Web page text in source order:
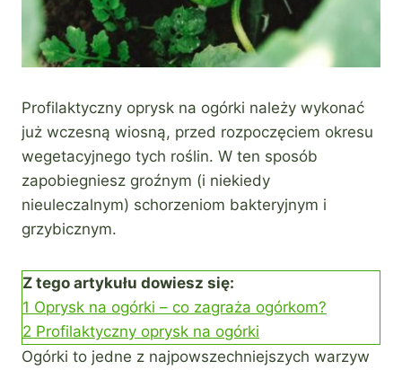
Profilaktyczny oprysk na ogórki należy wykonać
już wczesną wiosną, przed rozpoczęciem okresu
wegetacyjnego tych roślin. W ten sposób
zapobiegniesz groźnym (i niekiedy
nieuleczalnym) schorzeniom bakteryjnym i
grzybicznym.
Z tego artykułu dowiesz się:
1 Oprysk na ogórki – co zagraża ogórkom?
2 Profilaktyczny oprysk na ogórki
Ogórki to jedne z najpowszechniejszych warzyw